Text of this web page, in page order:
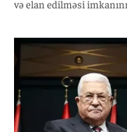
və elan edilməsi
istinadən məlumat verib.